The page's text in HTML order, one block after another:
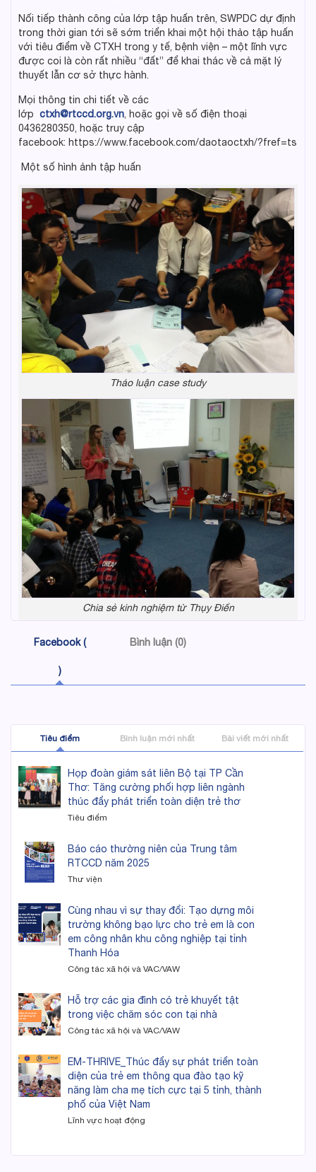
Nối tiếp thành công của lớp tập huấn trên, SWPDC dự định
trong thời gian tới sẽ sớm triển khai một hội thảo tập huấn
với tiêu điểm về CTXH trong y tế, bệnh viện – một lĩnh vực
được coi là còn rất nhiều “đất” để khai thác về cả mặt lý
thuyết lẫn cơ sở thực hành.
Mọi thông tin chi tiết về các
lớp ctxh@rtccd.org.vn, hoặc gọi về số điện thoại
0436280350, hoặc truy cập
facebook: https://www.facebook.com/daotaoctxh/?fref=ts
Một số hình ảnh tập huấn
Thảo luận case study
Chia sẻ kinh nghiệm từ Thụy Điển
Facebook (
)
Bình luận (0)
Tiêu điểm Bình luận mới nhất Bài viết mới nhất
Họp đoàn giám sát liên Bộ tại TP Cần
Thơ: Tăng cường phối hợp liên ngành
thúc đẩy phát triển toàn diện trẻ thơ
Tiêu điểm
Báo cáo thường niên của Trung tâm
RTCCD năm 2025
Thư viện
Cùng nhau vì sự thay đổi: Tạo dựng môi
trường không bạo lực cho trẻ em là con
em công nhân khu công nghiệp tại tỉnh
Thanh Hóa
Công tác xã hội và VAC/VAW
Hỗ trợ các gia đình có trẻ khuyết tật
trong việc chăm sóc con tại nhà
Công tác xã hội và VAC/VAW
EM-THRIVE_Thúc đẩy sự phát triển toàn
diện của trẻ em thông qua đào tạo kỹ
năng làm cha mẹ tích cực tại 5 tỉnh, thành
phố của Việt Nam
Lĩnh vực hoạt động